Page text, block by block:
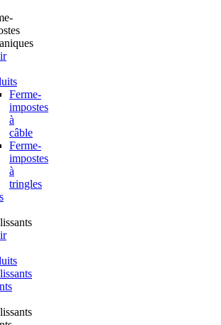
Ferme-
impostes
à
câble
Ferme-
impostes
à
tringles